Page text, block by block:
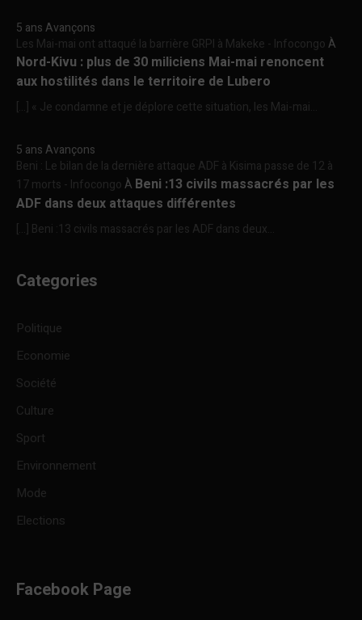
5 ans Avançons
Les Mai-mai ont attaqué la barrière GRPI à Makeke - InfocongoÀ
Nord-Kivu : plus de 30 miliciens Mai-mai renoncent
aux hostilités dans le territoire de Lubero
[…] « Je condamne et je déplore cette situation, les Mai-mai...
5 ans Avançons
Beni : Le bilan de la dernière attaque ADF à Kisima passe de 12 à
17 morts - InfocongoÀ Beni :13 civils massacrés par les
ADF dans deux attaques différentes
[…] Beni :13 civils massacrés par les ADF dans deux...
Categories
Politique
Economie
Société
Culture
Sport
Environnement
Mode
Elections
Facebook Page